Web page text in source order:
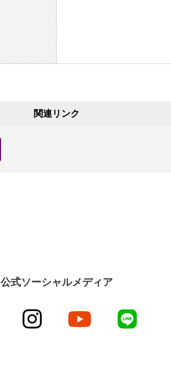
関連リンク
公式ソーシャルメディア
instagram youtube